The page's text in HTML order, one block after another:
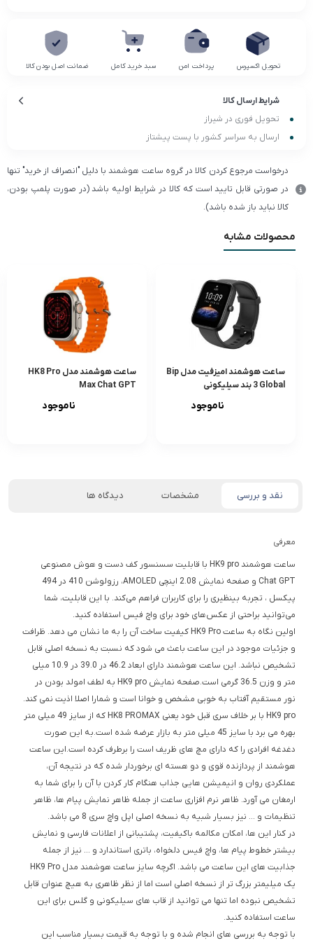
تحویل اکسپرس پرداخت امن سبد خرید کامل ضمانت اصل بودن کالا
شرایط ارسال کالا
تحویل فوری در شیراز
ارسال به سراسر کشور با پست پیشتاز
درخواست مرجوع کردن کالا در گروه ساعت هوشمند با دلیل "انصراف از خرید" تنها
در صورتی قابل تایید است که کالا در شرایط اولیه باشد (در صورت پلمپ بودن،
کالا نباید باز شده باشد).
محصولات مشابه
ساعت هوشمند امیزفیت مدل Bip
3 Global بند سیلیکونی
ناموجود
ساعت هوشمند مدل HK8 Pro
Max Chat GPT
ناموجود
نقد و بررسی مشخصات دیدگاه ها
معرفی
ساعت هوشمند HK9 pro با قابلیت سسنسور کف دست و هوش مصنوعی
Chat GPT و صفحه نمایش 2.08 اینچی AMOLED، رزولوشن 410 در 494
پیکسل ، تجربه بینظیری را برای کاربران فراهم می‌کند. با این قابلیت، شما
می‌توانید براحتی از عکس‌های خود برای واچ فیس استفاده کنید.
اولین نگاه به ساعت HK9 Pro کیفیت ساخت آن را به ما نشان می دهد. ظرافت
و جزئیات موجود در این ساعت باعث می شود که نسبت به نسخه اصلی قابل
تشخیص نباشد. این ساعت هوشمند دارای ابعاد 46.2 در 39.0 در 10.9 میلی
متر و وزن 36.5 گرمی است.صفحه نمایش HK9 pro به لطف امولد بودن در
نور مستقیم آفتاب به خوبی مشخص و خوانا است و شمارا اصلا اذیت نمی کند.
HK9 pro با بر خلاف سری قبل خود یعنی HK8 PROMAX که از سایز 49 میلی متر
بهره می برد با سایز 45 میلی متر به بازار عرضه شده است.به این صورت
دغدغه افرادی را که دارای مچ های ظریف است را برطرف کرده است.این ساعت
هوشمند از پردازنده قوی و دو هسته ای برخوردار شده که در نتیجه آن،
عملکردی روان و انیمیشن هایی جذاب هنگام کار کردن با آن را برای شما به
ارمغان می آورد. ظاهر نرم افزاری ساعت از جمله ظاهر نمایش پیام ها، ظاهر
تنظیمات و … نیز بسیار شبیه به نسخه اصلی اپل واچ سری 8 می باشد.
در کنار این ها، امکان مکالمه باکیفیت، پشتیبانی از اعلانات فارسی و نمایش
بیشتر خطوط پیام ها، واچ فیس دلخواه، باتری استاندارد و … نیز از جمله
جذابیت های این ساعت می باشد. اگرچه سایز ساعت هوشمند مدل HK9 Pro
یک میلیمتر بزرگ تر از نسخه اصلی است اما از نظر ظاهری به هیچ عنوان قابل
تشخیص نبوده اما تنها می توانید از قاب های سیلیکونی و گلس برای این
ساعت استفاده کنید.
با توجه به بررسی های انجام شده و با توجه به قیمت بسیار مناسب این